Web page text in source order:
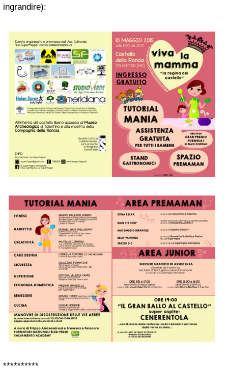
ingrandire):
**********